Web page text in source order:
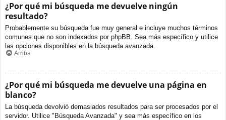
¿Por qué mi búsqueda me devuelve ningún
resultado?
Probablemente su búsqueda fue muy general e incluye muchos términos
comunes que no son indexados por phpBB. Sea más específico y utilice
las opciones disponibles en la búsqueda avanzada.
Arriba
¿Por qué mi búsqueda me devuelve una página en
blanco?
La búsqueda devolvió demasiados resultados para ser procesados por el
servidor. Utilice "Búsqueda Avanzada" y sea más específico en los